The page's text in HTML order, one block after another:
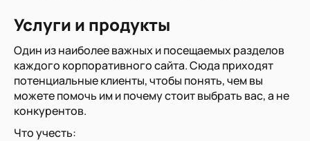
Услуги и продукты
Один из наиболее важных и посещаемых разделов
каждого корпоративного сайта. Сюда приходят
потенциальные клиенты, чтобы понять, чем вы
можете помочь им и почему стоит выбрать вас, а не
конкурентов.
Что учесть: